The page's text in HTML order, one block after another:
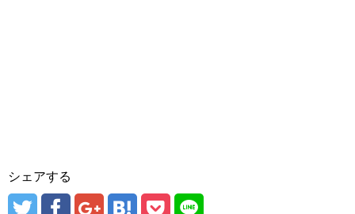
シェアする